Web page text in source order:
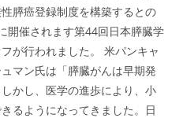
膵癌登録制度を構築するとの
開催されます第44回日本膵臓学
が行われました。 米パンキャ
マン氏は「膵臓がんは早期発
かし、医学の進歩により、小
るようになってきました。日